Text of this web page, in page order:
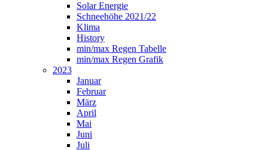
Solar Energie
Schneehöhe 2021/22
Klima
History
min/max Regen Tabelle
min/max Regen Grafik
2023
Januar
Februar
März
April
Mai
Juni
Juli